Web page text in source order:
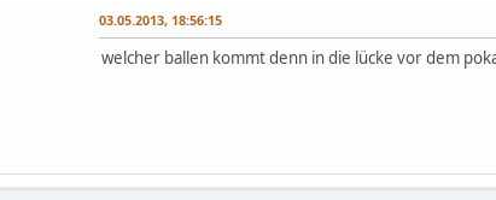
03.05.2013, 18:56:15
welcher ballen kommt denn in die lücke vor dem